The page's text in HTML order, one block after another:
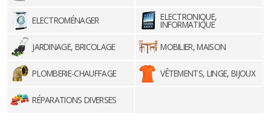
ELECTROMÉNAGER ELECTRONIQUE,
INFORMATIQUE
JARDINAGE, BRICOLAGE
MOBILIER, MAISON
PLOMBERIE-CHAUFFAGE VÊTEMENTS, LINGE, BIJOUX
RÉPARATIONS DIVERSES